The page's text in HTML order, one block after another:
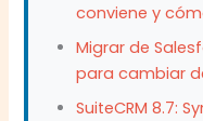
conviene y
Migrar de
para cambiar
SuiteCRM 8.7: